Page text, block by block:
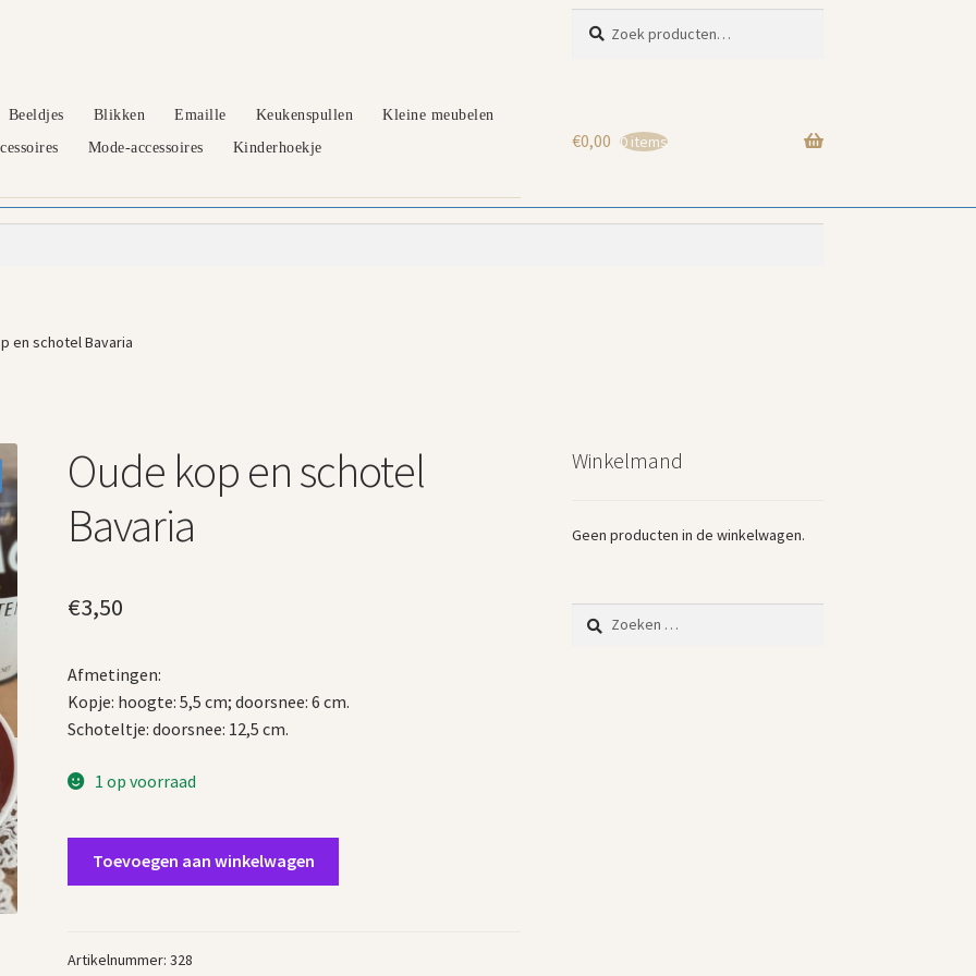
naar:
Beeldjes Blikken Emaille Keukenspullen
Kleine meubelen
Mode-accessoires Kinderhoekje €0,00 0 items
en schotel Bavaria
Oude kop en schotel
Bavaria
€3,50
Afmetingen:
Kopje: hoogte: 5,5 cm; doorsnee: 6 cm.
Schoteltje: doorsnee: 12,5 cm.
1 op voorraad
Bavaria
Toevoegen aan winkelwagen
Artikelnummer:328
Winkelmand
Geen producten in de winkelwagen.
Zoeken
naar: